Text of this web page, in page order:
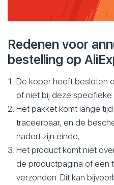
Redenen voor
bestelling op
De koper heeft besloten
of niet bij deze specifieke
Het pakket komt lange
traceerbaar, en de
nadert zijn einde;
Het product komt niet
de productpagina of een
verzonden. Dit kan